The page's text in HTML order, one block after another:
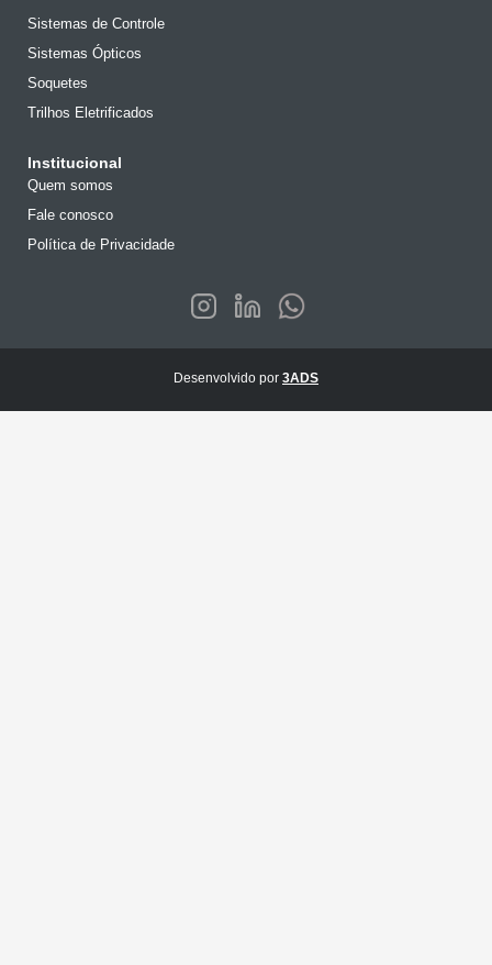
Sistemas de Controle
Sistemas Ópticos
Soquetes
Trilhos Eletrificados
Institucional
Quem somos
Fale conosco
Política de Privacidade
Desenvolvido por 3ADS